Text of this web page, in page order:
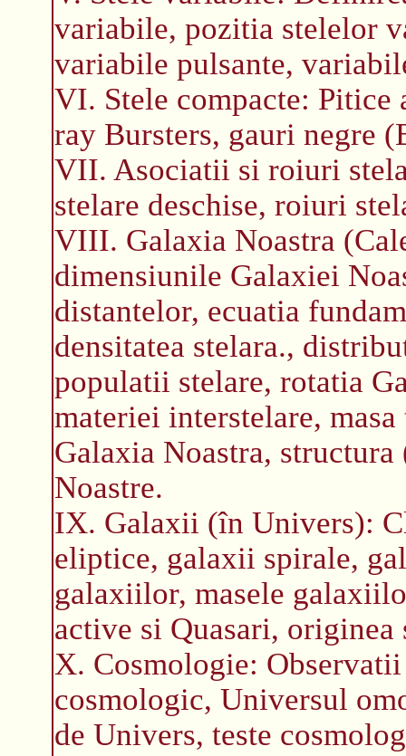
variabile, pozitia stelelor
variabile pulsante,
VI. Stele compacte: Pitice
ray Bursters, gauri negre
VII. Asociatii si roiuri
stelare deschise, roiuri
VIII. Galaxia Noastra
dimensiunile Galaxiei
distantelor, ecuatia
densitatea stelara.,
populatii stelare, rotatia
materiei interstelare,
Galaxia Noastra,
Noastre.
IX. Galaxii (în Univers):
eliptice, galaxii spirale,
galaxiilor, masele
active si Quasari,
X. Cosmologie:
cosmologic, Universul
de Univers, teste